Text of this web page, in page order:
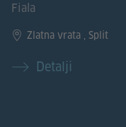
Fiala
Zlatna vrata , Split
Detalji